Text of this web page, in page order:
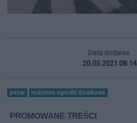
Data dodania:
20.05.2021 08:14
pożar rodzinne ogródki działkowe